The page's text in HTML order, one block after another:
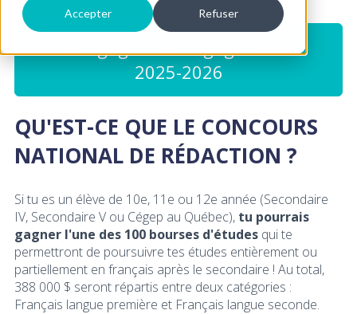
Accepter Refuser
Les gagnants et gagnantes
2025-2026
QU'EST-CE QUE LE CONCOURS
NATIONAL DE RÉDACTION ?
Si tu es un élève de 10e, 11e ou 12e année (Secondaire
IV, Secondaire V ou Cégep au Québec), tu pourrais
gagner l'une des 100 bourses d'études qui te
permettront de poursuivre tes études entièrement ou
partiellement en français après le secondaire ! Au total,
388 000 $ seront répartis entre deux catégories :
Français langue première et Français langue seconde.